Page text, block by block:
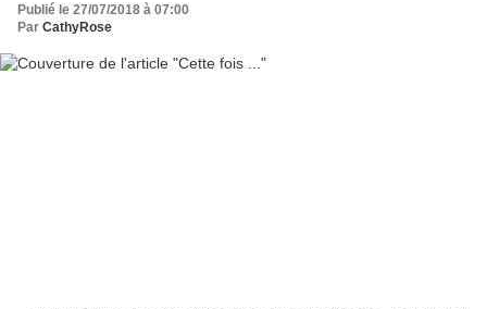
Publié le 27/07/2018 à 07:00
Par CathyRose